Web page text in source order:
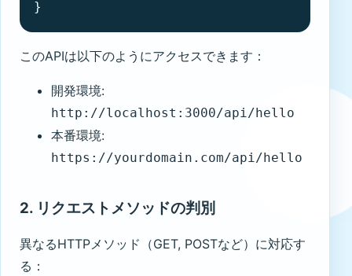
}
このAPIは以下のようにアクセスできます：
開発環境:
http://localhost:3000/api/hello
本番環境:
https://yourdomain.com/api/hello
2. リクエストメソッドの判別
異なるHTTPメソッド（GET, POSTなど）に対応す
る：